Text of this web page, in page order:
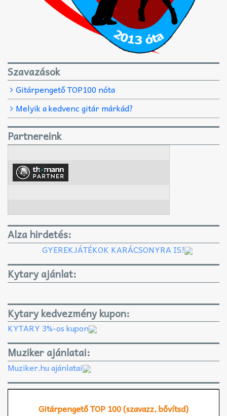
Szavazások
Gitárpengető TOP100 nóta
Melyik a kedvenc gitár márkád?
Partnereink
Alza hirdetés:
GYEREKJÁTÉKOK KARÁCSONYRA IS!
Kytary ajánlat:
Kytary kedvezmény kupon:
KYTARY 3%-os kupon
Muziker ajánlatai:
Muziker.hu ajánlatai
Gitárpengető TOP 100 (szavazz, bővítsd)